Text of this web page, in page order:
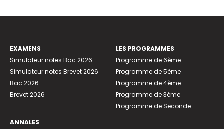
EXAMENS
Simulateur notes Bac 2026
Simulateur notes Brevet 2026
Bac 2026
Brevet 2026
ANNALES
LES PROGRAMMES
Programme de 6ème
Programme de 5ème
Programme de 4ème
Programme de 3ème
Programme de Seconde